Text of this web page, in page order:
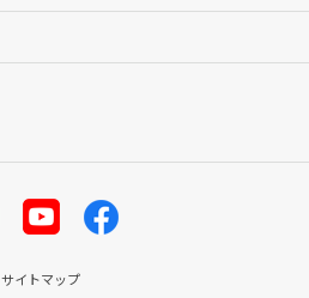
サイトマップ